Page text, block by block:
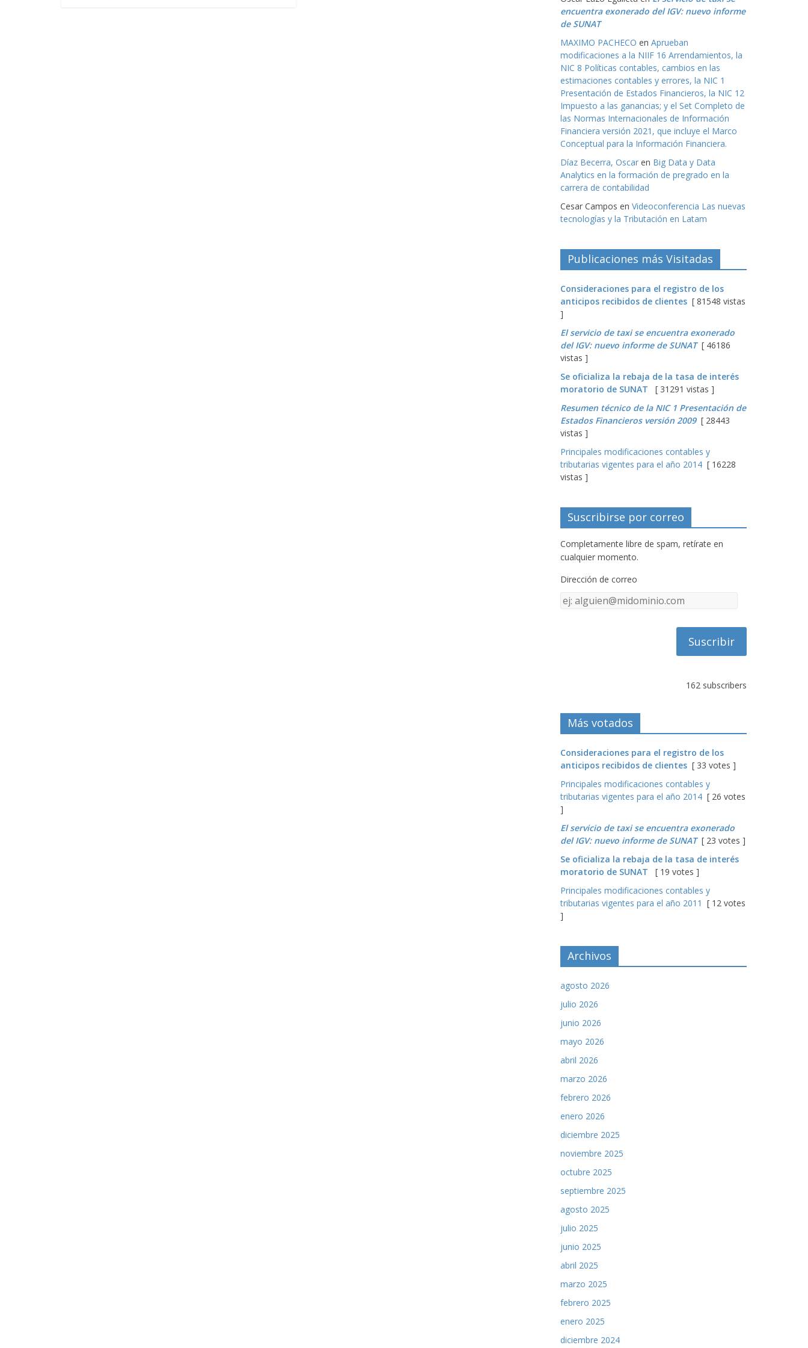
encuentra exonerado del IGV: nuevo informe
de SUNAT
MAXIMO PACHECO en Aprueban
modificaciones a la NIIF 16 Arrendamientos, la
NIC 8 Políticas contables, cambios en las
estimaciones contables y errores, la NIC 1
Presentación de Estados Financieros, la NIC 12
Impuesto a las ganancias; y el Set Completo de
las Normas Internacionales de Información
Financiera versión 2021, que incluye el Marco
Conceptual para la Información Financiera.
Díaz Becerra, Oscar en Big Data y Data
Analytics en la formación de pregrado en la
carrera de contabilidad
Cesar Campos en Videoconferencia Las nuevas
tecnologías y la Tributación en Latam
Publicaciones más Visitadas
Consideraciones para el registro de los
anticipos recibidos de clientes [ 81548 vistas
]
El servicio de taxi se encuentra exonerado
del IGV: nuevo informe de SUNAT[ 46186
vistas ]
Se oficializa la rebaja de la tasa de interés
moratorio de SUNAT
[ 31291 vistas ]
Resumen técnico de la NIC 1 Presentación de
Estados Financieros versión 2009[ 28443
vistas ]
Principales modificaciones contables y
tributarias vigentes para el año 2014 [ 16228
vistas ]
Suscribirse por correo
Completamente libre de spam, retírate en
cualquier momento.
Dirección de correo
Dirección
162 subscribers
Más votados
Consideraciones para el registro de los
anticipos recibidos de clientes [ 33 votes ]
Principales modificaciones contables y
tributarias vigentes para el año 2014 [ 26 votes
]
El servicio de taxi se encuentra exonerado
del IGV: nuevo informe de SUNAT[ 23 votes ]
Se oficializa la rebaja de la tasa de interés
moratorio de SUNAT
[ 19 votes ]
Principales modificaciones contables y
tributarias vigentes para el año 2011 [ 12 votes
]
Archivos
agosto 2026
julio 2026
junio 2026
mayo 2026
abril 2026
marzo 2026
febrero 2026
enero 2026
diciembre 2025
noviembre 2025
octubre 2025
septiembre 2025
agosto 2025
julio 2025
junio 2025
abril 2025
marzo 2025
febrero 2025
enero 2025
diciembre 2024